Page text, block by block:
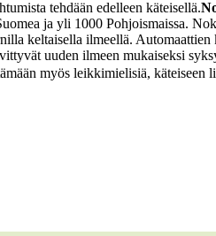
tehdään edelleen käteisellä.
ja yli 1000 Pohjoismaissa.
keltaisella ilmeellä.
uuden ilmeen mukaiseksi
myös leikkimielisiä,